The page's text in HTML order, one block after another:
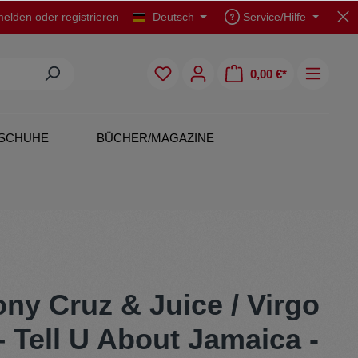
oder registrieren Deutsch Service/Hilfe
0,00 €*
BÜCHER/MAGAZINE
CDs
Originals
Polo Shirts
Rock
Cruz & Juice / Virgo
Tell U About Jamaica -